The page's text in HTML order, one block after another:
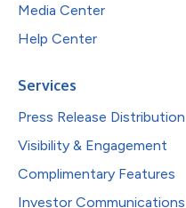
Media Center
Help Center
Services
Press Release Distribution
Visibility & Engagement
Complimentary Features
Investor Communications